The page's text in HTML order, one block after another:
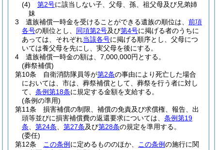
(4)
第2号に該当しない子、父母、孫、祖父母及び兄弟姉
妹
3
遺族補償一時金を受けることができる遺族の順位は、 前項
各号の順位とし、 同項第2号及び第4号に掲げる者のうちに
あっては、それぞれ当該各号に掲げる順序とし、父母につ
いては養父母を先にし、実父母を後にする。
4
遺族補償一時金の額は、7,000,000円とする。
(葬祭補償)
第10条
自衛消防隊員等が第2条の事由により死亡した場合
においては、市は、葬祭補償として、葬祭を行う者に対し
て、 条例第18条に規定する金額を支給する。
(条例の準用)
第11条
損害補償の制限、補償の免責及び求償権、報告、出
頭等並びに損害補償費の返還要求については、 条例第19
条
第24条 第27条及び第28条の規定を準用する。
(委任)
第12条
この条例 に定めるもののほか、 この条例の施行に関